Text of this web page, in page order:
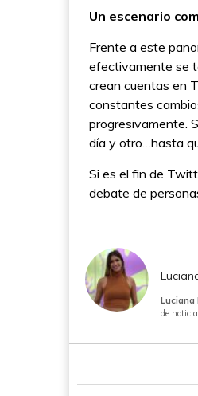
Un escenario
Frente a este
efectivamente se
crean cuentas en
constantes
progresivamente.
día y otro…hasta
Si es el fin de
debate de
Luciana
de